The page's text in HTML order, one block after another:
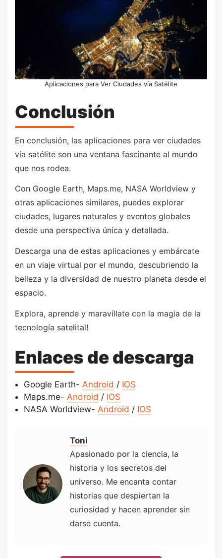
Aplicaciones para Ver Ciudades vía Satélite
Conclusión
En conclusión, las aplicaciones para ver ciudades
vía satélite son una ventana fascinante al mundo
que nos rodea.
Con Google Earth, Maps.me, NASA Worldview y
otras aplicaciones similares, puedes explorar
ciudades, lugares naturales y eventos globales
desde una perspectiva única y detallada.
Descarga una de estas aplicaciones y embárcate
en un viaje virtual por el mundo, descubriendo la
belleza y la diversidad de nuestro planeta desde el
espacio.
Explora, aprende y maravíllate con la magia de la
tecnología satelital!
Enlaces de descarga
Google Earth- Android / IOS
Maps.me- Android / IOS
NASA Worldview- Android / IOS
Toni
Apasionado por la ciencia, la
historia y los secretos del
universo. Me encanta contar
historias que despiertan la
curiosidad y hacen aprender sin
darse cuenta.